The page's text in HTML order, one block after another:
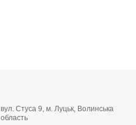
вул. Стуса 9, м. Луцьк, Волинська
область